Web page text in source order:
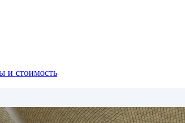
и стоимость